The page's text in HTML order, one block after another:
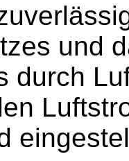
und
durch